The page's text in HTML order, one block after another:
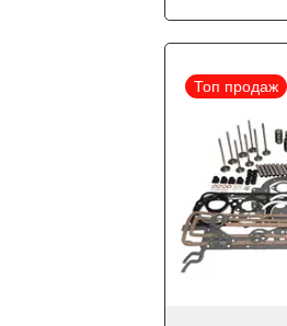
Топ продаж